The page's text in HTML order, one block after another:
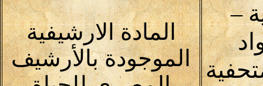
–
المادة الارشيفية
الموجودة بالأرشيف